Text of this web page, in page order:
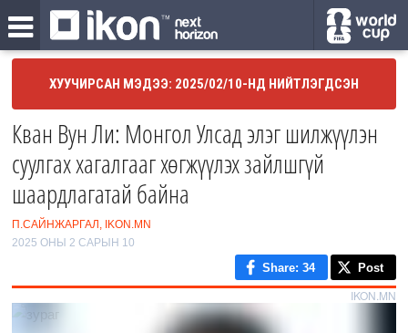
ХУУЧИРСАН МЭДЭЭ: 2025/02/10-НД НИЙТЛЭГДСЭН
Кван Вун Ли: Монгол Улсад элэг шилжүүлэн
суулгах хагалгааг хөгжүүлэх зайлшгүй
шаардлагатай байна
П.САЙНЖАРГАЛ, IKON.MN
2025 ОНЫ 2 САРЫН 10
Share: 34 Post
IKON.MN